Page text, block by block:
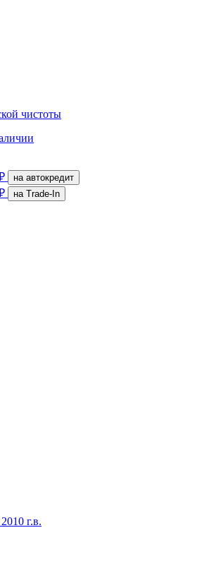
чистоты
на автокредит
на Trade-In
2010 г.в.